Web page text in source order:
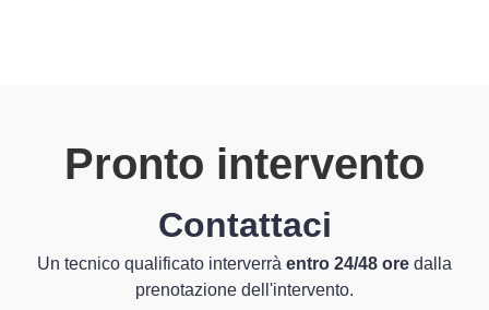
Pronto intervento
Contattaci
Un tecnico qualificato interverrà entro 24/48 ore dalla
prenotazione dell'intervento.